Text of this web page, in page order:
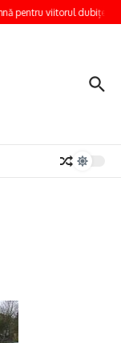
pentru viitorul dubițelor